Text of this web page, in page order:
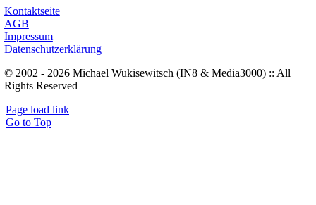
Kontaktseite
AGB
Impressum
Datenschutzerklärung
© 2002 - 2026 Michael Wukisewitsch (IN8 & Media3000) :: All
Rights Reserved
Page load link
Go to Top